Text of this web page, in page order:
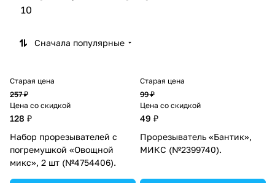
10
Сначала популярные
Старая цена
257 ₽
Цена со скидкой
128 ₽
Набор прорезывателей с
погремушкой «Овощной
микс», 2 шт (№4754406).
Старая цена
99 ₽
Цена со скидкой
49 ₽
Прорезыватель «Бантик»,
МИКС (№2399740).